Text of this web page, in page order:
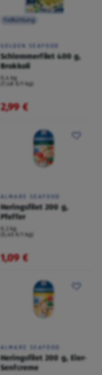
Tiefkühlung
GOLDEN SEAFOOD
Schlemmerfilet 400 g,
Brokkoli
0,4 kg
(7,48 €/1 kg)
2,99 €
ALMARE SEAFOOD
Heringsfilet 200 g,
Pfeffer
0,2 kg
(5,45 €/1 kg)
1,09 €
ALMARE SEAFOOD
Heringsfilet 200 g, Eier-
Senfcreme